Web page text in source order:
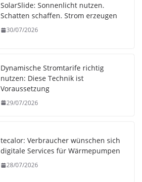
SolarSlide: Sonnenlicht nutzen.
Schatten schaffen. Strom erzeugen
30/07/2026
Dynamische Stromtarife richtig
nutzen: Diese Technik ist
Voraussetzung
29/07/2026
tecalor: Verbraucher wünschen sich
digitale Services für Wärmepumpen
28/07/2026